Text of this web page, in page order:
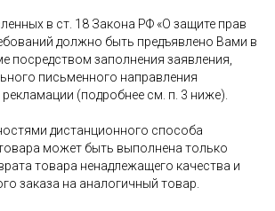
в ст. 18 Закона РФ «О защите прав
должно быть предъявлено Вами в
посредством заполнения заявления,
письменного направления
рекламации (подробнее см. п. 3 ниже).
дистанционного способа
может быть выполнена только
товара ненадлежащего качества и
заказа на аналогичный товар.